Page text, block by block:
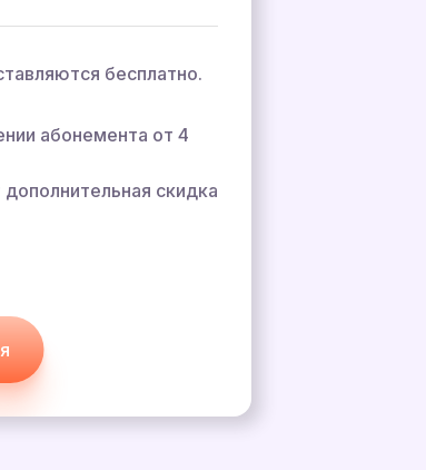
бесплатно.
абонемента от 4
скидка